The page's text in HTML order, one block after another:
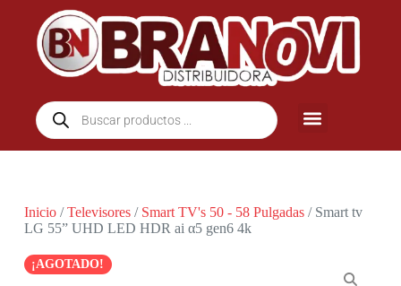
Inicio/Televisores/ Smart TV's 50 - 58 Pulgadas/ Smart tv
LG 55” UHD LED HDR ai α5 gen6 4k
¡AGOTADO!